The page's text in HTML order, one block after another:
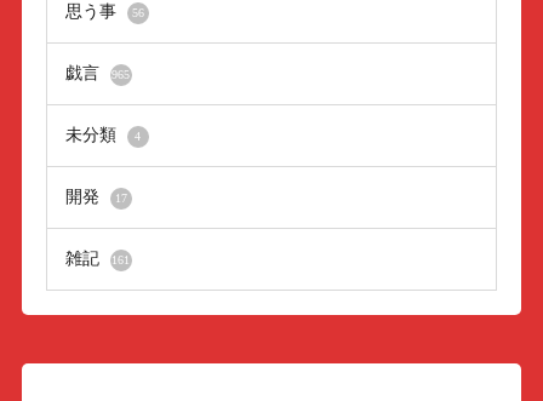
思う事 56
戯言 965
未分類 4
開発 17
雑記 161